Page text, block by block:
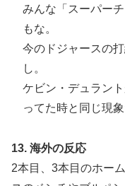
みんな「スーパー
もな。
今のドジャースの
し。
ケビン・デュラン
ってた時と同じ現象
13. 海外の反応
2本目、3本目のホー